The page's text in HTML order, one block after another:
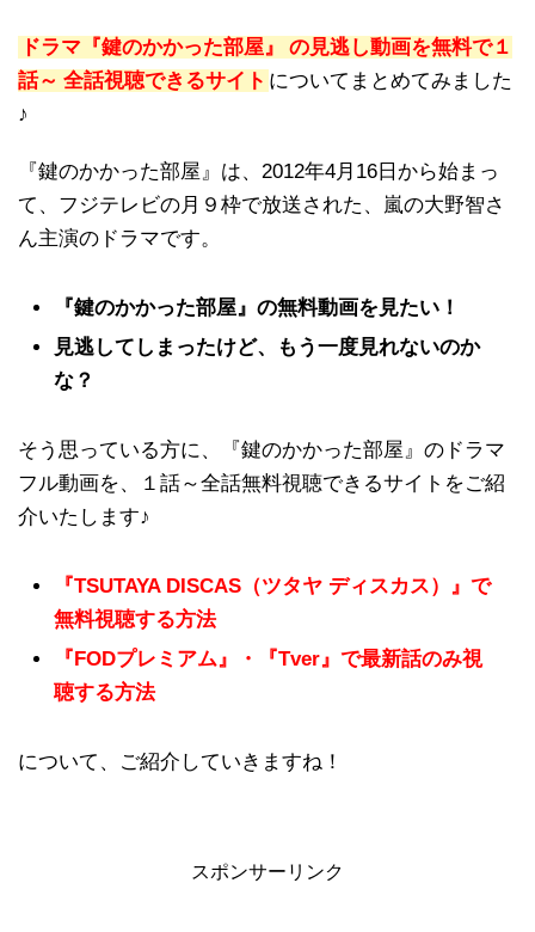
ドラマ『鍵のかかった部屋』
の見逃し動画を無料で１
話～ 全話視聴できるサイト についてまとめてみました
♪
『鍵のかかった部屋』は、 2012年4月16日から始まっ
て、フジテレビの月９枠で放送された、嵐の大野智さ
ん主演のドラマです。
『鍵のかかった部屋』の無料動画を見たい！
見逃してしまったけど、もう一度見れないのか
な？
そう思っている方に、『鍵のかかった部屋』のドラマ
フル動画を、１話～全話無料視聴できるサイトをご紹
介いたします♪
『TSUTAYA DISCAS（ツタヤ ディスカス）』で
無料視聴する方法
『FODプレミアム』・『Tver』で最新話のみ視
聴する方法
について、ご紹介していきますね！
スポンサーリンク